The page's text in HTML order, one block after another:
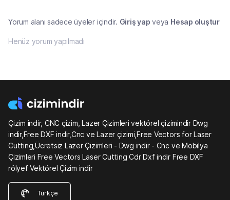
Yorum alanı sadece üyeler içindir. Giriş yap veya Hesap oluştur
Henüz yorum yapılmadı
Çizim indir, CNC çizim, Lazer Çizimleri vektörel çizimindir Dwg
indir,Free DXF indir,Cnc ve Lazer çizimi,Free Vectors for Laser
Cutting,Ücretsiz Lazer Çizimleri - Dwg indir - Cnc ve Mobilya
Çizimleri Free Vectors Laser Cutting Cdr Dxf indir Free DXF
rölyef Vektörel Çizim indir
Türkçe